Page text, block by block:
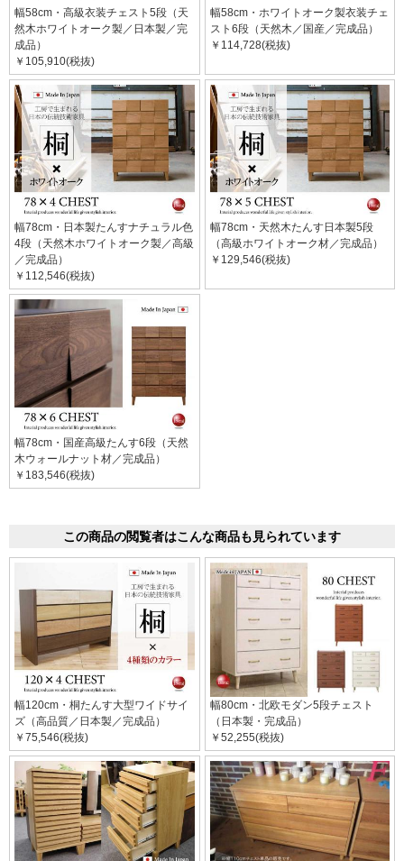
幅58cm・高級衣装チェスト5段（天
然木ホワイトオーク製／日本製／完
成品）
￥105,910(税抜)
幅58cm・ホワイトオーク製衣装チェ
スト6段（天然木／国産／完成品）
￥114,728(税抜)
幅78cm・日本製たんすナチュラル色
4段（天然木ホワイトオーク製／高級
／完成品）
￥112,546(税抜)
幅78cm・天然木たんす日本製5段
（高級ホワイトオーク材／完成品）
￥129,546(税抜)
幅78cm・国産高級たんす6段（天然
木ウォールナット材／完成品）
￥183,546(税抜)
この商品の閲覧者はこんな商品も見られています
幅120cm・桐たんす大型ワイドサイ
ズ（高品質／日本製／完成品）
￥75,546(税抜)
幅80cm・北欧モダン5段チェスト
（日本製・完成品）
￥52,255(税抜)